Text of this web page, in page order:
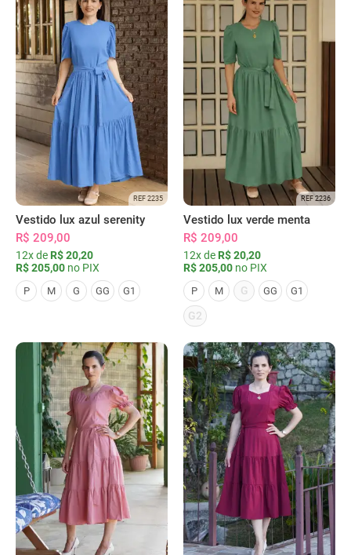
REF 2235
Vestido lux azul serenity
R$ 209,00
12x de R$ 20,20
R$ 205,00 no PIX
P M G GG G1
REF 2236
Vestido lux verde menta
R$ 209,00
12x de R$ 20,20
R$ 205,00 no PIX
P M G GG G1
G2